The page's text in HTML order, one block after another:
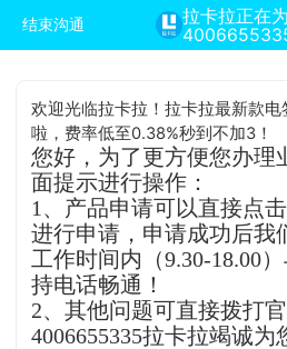
结束沟通
拉卡拉正在
欢迎光临拉卡拉！拉卡拉最新款电
啦，费率低至0.38%秒到不加3！
您好，为了更方便您办理
面提示进行操作：
1、产品申请可以直接点击
进行申请，申请成功后我
工作时间内（9.30-18.00
持电话畅通！
2、其他问题可直接拨打官
4006655335拉卡拉竭诚为